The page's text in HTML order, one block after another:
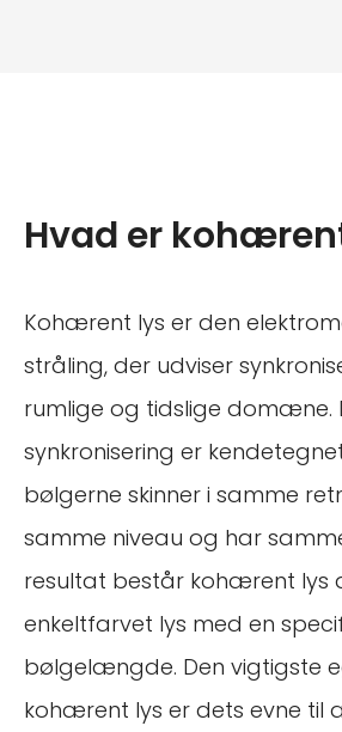
Hvad er
Kohærent lys er den
stråling, der udviser
rumlige og tidslige domæne.
synkronisering er
bølgerne skinner i samme
samme niveau og har
resultat består kohærent lys
enkeltfarvet lys med en
bølgelængde. Den vigtigste
kohærent lys er dets evne til